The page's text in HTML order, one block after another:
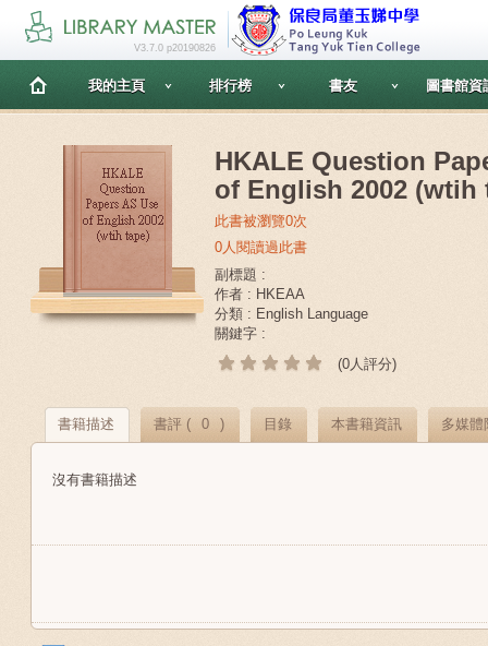
V3.7.0 p20190826
我的主頁 排行榜 書友 圖書館資
HKALE Question
of English 2002 (wtih
此書被瀏覽0次
0人閱讀過此書
副標題 :
作者 : HKEAA
分類 : English Language
關鍵字 :
(0人評分)
書籍描述 書評 ( 0 ) 目錄 本書籍資訊 多媒體
沒有書籍描述